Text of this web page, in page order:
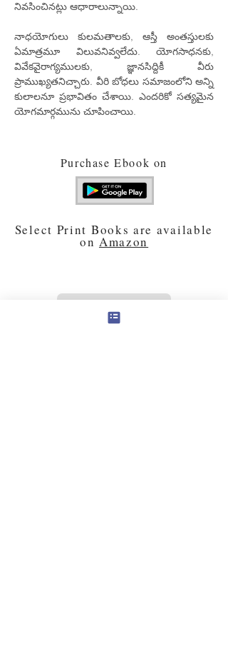
నివసించినట్లు ఆధారాలున్నాయి.
నాధయోగులు కులమతాలకు, ఆస్తీ అంతస్తులకు
ఏమాత్రమూ విలువనివ్వలేదు. యోగసాధనకు,
వివేకవైరాగ్యములకు, జ్ఞానసిద్దికీ వీరు
ప్రాముఖ్యతనిచ్చారు. వీరి బోధలు సమాజంలోని అన్ని
కులాలనూ ప్రభావితం చేశాయి. ఎందరికో సత్యమైన
యోగమార్గమును చూపించాయి.
Purchase Ebook on
Select Print Books are available
on Amazon